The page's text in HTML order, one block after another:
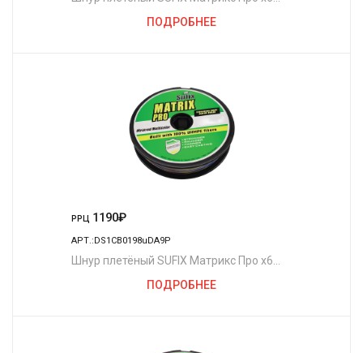
ПОДРОБНЕЕ
РРЦ 1190₽
АРТ.:DS1CB0198uDA9P
Шнур плетёный SUFIX Матрикс Про x6
ПОДРОБНЕЕ